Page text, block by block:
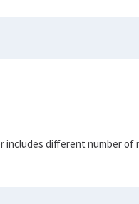
includes different number